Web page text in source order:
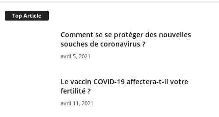
Top Article
Comment se se protéger des nouvelles
souches de coronavirus ?
avril 5, 2021
Le vaccin COVID-19 affectera-t-il votre
fertilité ?
avril 11, 2021